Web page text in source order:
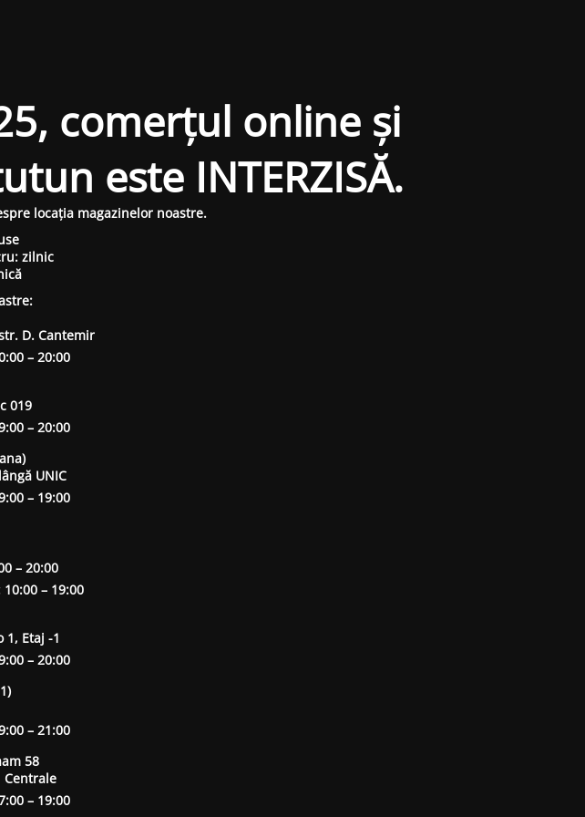
comerțul online și
este INTERZISĂ.
locația magazinelor noastre.
zilnic
D. Cantemir
– 20:00
019
– 20:00
UNIC
– 19:00
– 20:00
– 19:00
Etaj -1
– 20:00
– 21:00
58
– 19:00